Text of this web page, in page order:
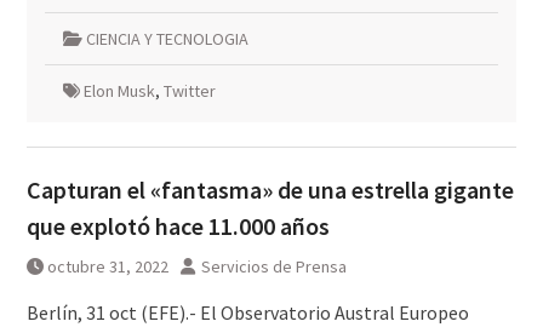
CIENCIA Y TECNOLOGIA
Elon Musk, Twitter
Capturan el «fantasma» de una estrella gigante
que explotó hace 11.000 años
octubre 31, 2022 Servicios de Prensa
Berlín, 31 oct (EFE).- El Observatorio Austral Europeo